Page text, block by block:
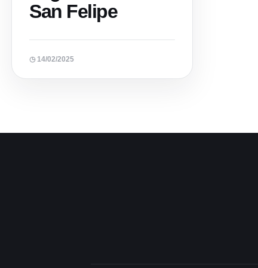
San Felipe
◷ 14/02/2025